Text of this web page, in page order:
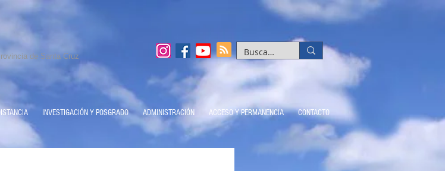
de Santa Cruz
INVESTIGACIÓN Y POSGRADO ADMINISTRACIÓN ACCESO Y PERMANENCIA CONTACTO